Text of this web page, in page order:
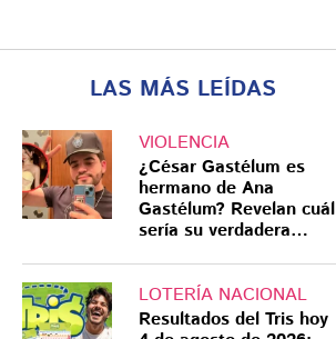
LAS MÁS LEÍDAS
VIOLENCIA
¿César Gastélum es
hermano de Ana
Gastélum? Revelan cuál
sería su verdadera
LOTERÍA NACIONAL
Resultados del Tris hoy